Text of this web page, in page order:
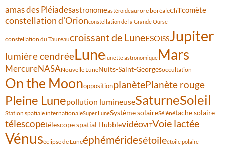
amas des Pléiadesastronomeastéroïdeaurore boréaleChilicomète
constellation d'Orionconstellation de la Grande Ourse
constellation du Taureaucroissant de LuneESOISSJupiter
lumière cendréeLune lunette astronomiqueMars
MercureNASANouvelle LuneNuits-Saint-Georgesoccultation
On the MoonoppositionplanètePlanète rouge
Pleine Lunepollution lumineuseSaturneSoleil
Station spatiale internationaleSuper LuneSystème solaireSélénétache solaire
télescopetélescope spatial HubblevidéoVLTVoie lactée
Vénuséclipse de Luneéphéméridesétoileétoile polaire